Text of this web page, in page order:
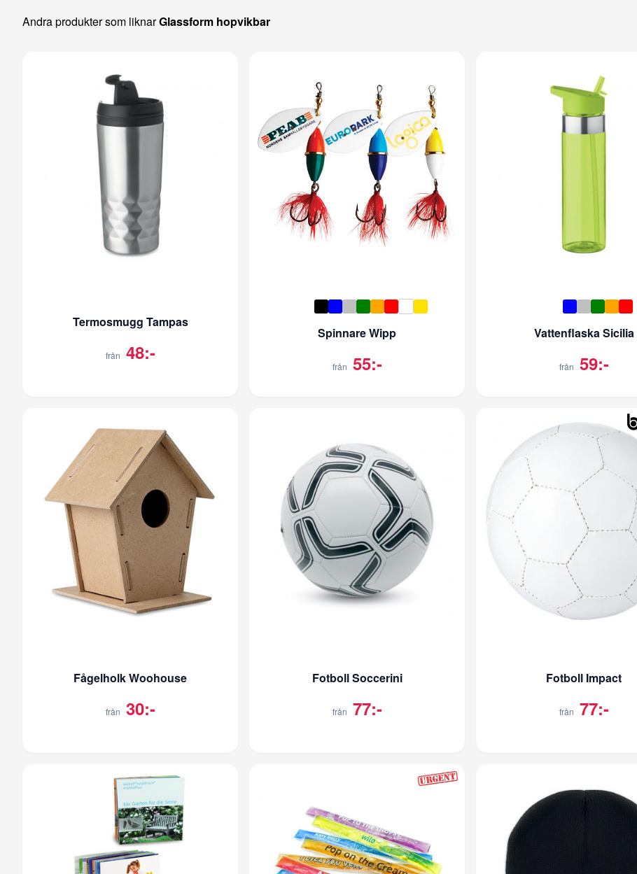
Andra produkter som liknarGlassform hopvikbar
Termosmugg Tampas
från 48:-
Spinnare Wipp
från 55:-
Vattenflaska Sicilia
från 59:-
Fågelholk Woohouse
från 30:-
Fotboll Soccerini
från 77:-
Fotboll Impact
från 77:-